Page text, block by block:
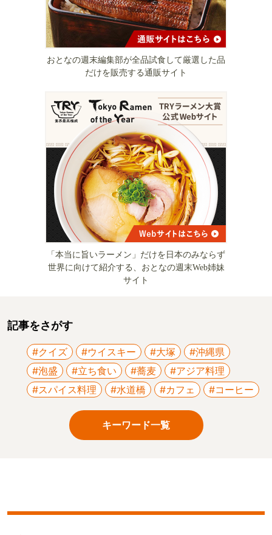
おとなの週末編集部が全品試食して厳選した品
だけを販売する通販サイト
「本当に旨いラーメン」だけを日本のみならず
世界に向けて紹介する、おとなの週末Web姉妹
サイト
記事をさがす
#クイズ #ウイスキー #大塚
#沖縄県
#泡盛
#立ち食い #蕎麦
#アジア料理
#スパイス料理
#水道橋 #カフェ #コーヒー
キーワード一覧